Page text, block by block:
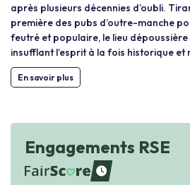
après plusieurs décennies d’oubli.
première des pubs d’outre-manche
feutré et populaire, le lieu dépoussière
insufflant l’esprit à la fois historique et
En savoir plus
Engagements RSE
waiting